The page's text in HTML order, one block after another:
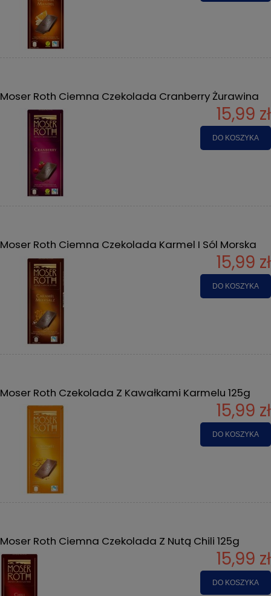
Moser Roth Ciemna Czekolada Cranberry Żurawina
15,99 zł
DO KOSZYKA
Moser Roth Ciemna Czekolada Karmel I Sól Morska
15,99 zł
DO KOSZYKA
Moser Roth Czekolada Z Kawałkami Karmelu 125g
15,99 zł
DO KOSZYKA
Moser Roth Ciemna Czekolada Z Nutą Chili 125g
15,99 zł
DO KOSZYKA